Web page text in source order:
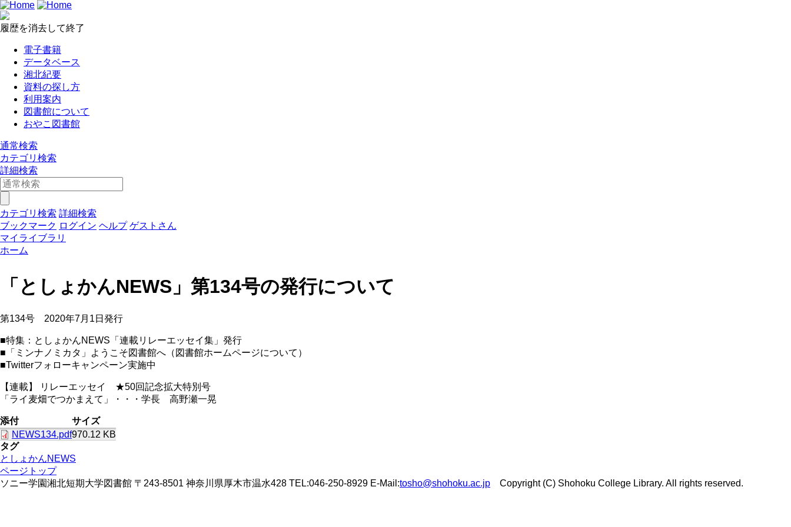
履歴を消去して終了
電子書籍
データベース
湘北紀要
資料の探し方
利用案内
図書館について
おやこ図書館
通常検索
カテゴリ検索
詳細検索
カテゴリ検索 詳細検索
ブックマーク ログイン ヘルプ ゲストさん
マイライブラリ
ホーム
「としょかんNEWS」第134号の発行について
第134号 2020年7月1日発行
■特集：としょかんNEWS「連載リレーエッセイ集」発行
■「ミンナノミカタ」ようこそ図書館へ（図書館ホームページについて）
■Twitterフォローキャンペーン実施中
【連載】 リレーエッセイ ★50回記念拡大特別号
「ライ麦畑でつかまえて」・・・学長 高野瀬一晃
添付
サイズ
NEWS134.pdf970.12 KB
タグ
としょかんNEWS
ページトップ
ソニー学園湘北短期大学図書館 〒243-8501 神奈川県厚木市温水428 TEL:046-250-8929 E-Mail:tosho@shohoku.ac.jp Copyright (C) Shohoku College Library. All rights reserved.